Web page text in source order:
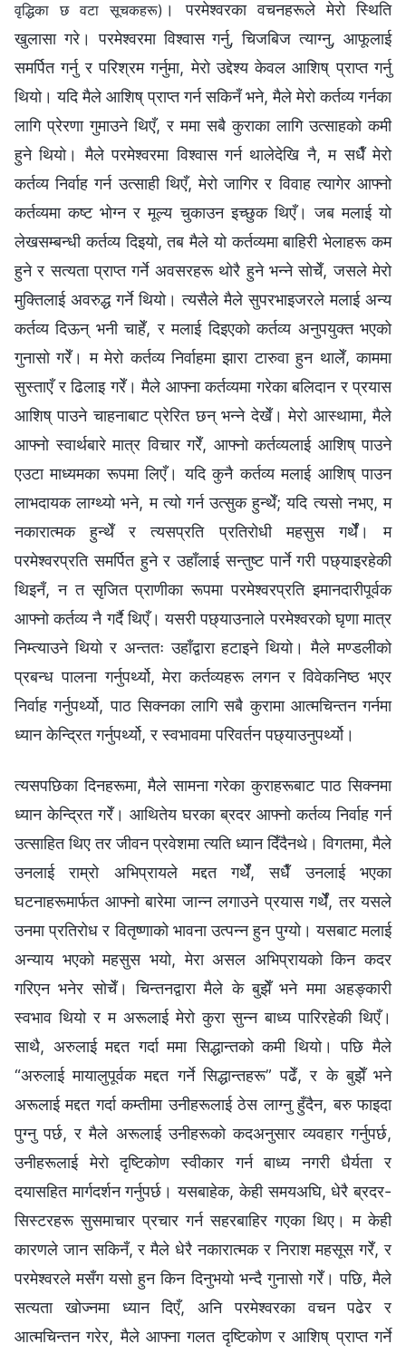
वृद्धिका छ वटा सूचकहरू) । परमेश्‍वरका वचनहरूले मेरो स्थिति
खुलासा गरे। परमेश्‍वरमा विश्‍वास गर्नु, चिजबिज त्याग्नु, आफूलाई
समर्पित गर्नु र परिश्रम गर्नुमा, मेरो उद्देश्य केवल आशिष् प्राप्त गर्नु
थियो। यदि मैले आशिष् प्राप्त गर्न सकिनँ भने, मैले मेरो कर्तव्य गर्नका
लागि प्रेरणा गुमाउने थिएँ, र ममा सबै कुराका लागि उत्साहको कमी
हुने थियो। मैले परमेश्‍वरमा विश्‍वास गर्न थालेदेखि नै, म सधैँ मेरो
कर्तव्य निर्वाह गर्न उत्साही थिएँ, मेरो जागिर र विवाह त्यागेर आफ्नो
कर्तव्यमा कष्ट भोग्न र मूल्य चुकाउन इच्छुक थिएँ। जब मलाई यो
लेखसम्बन्धी कर्तव्य दिइयो, तब मैले यो कर्तव्यमा बाहिरी भेलाहरू कम
हुने र सत्यता प्राप्त गर्ने अवसरहरू थोरै हुने भन्‍ने सोचेँ, जसले मेरो
मुक्तिलाई अवरुद्ध गर्ने थियो। त्यसैले मैले सुपरभाइजरले मलाई अन्य
कर्तव्य दिऊन् भनी चाहेँ, र मलाई दिइएको कर्तव्य अनुपयुक्त भएको
गुनासो गरेँ। म मेरो कर्तव्य निर्वाहमा झारा टारुवा हुन थालेँ, काममा
सुस्ताएँ र ढिलाइ गरेँ। मैले आफ्ना कर्तव्यमा गरेका बलिदान र प्रयास
आशिष् पाउने चाहनाबाट प्रेरित छन् भन्‍ने देखेँ। मेरो आस्थामा, मैले
आफ्नो स्वार्थबारे मात्र विचार गरेँ, आफ्नो कर्तव्यलाई आशिष् पाउने
एउटा माध्यमका रूपमा लिएँ। यदि कुनै कर्तव्य मलाई आशिष् पाउन
लाभदायक लाग्थ्यो भने, म त्यो गर्न उत्सुक हुन्थेँ; यदि त्यसो नभए, म
नकारात्मक हुन्थेँ र त्यसप्रति प्रतिरोधी महसुस गर्थेँ। म
परमेश्‍वरप्रति समर्पित हुने र उहाँलाई सन्तुष्ट पार्ने गरी पछ्याइरहेकी
थिइनँ, न त सृजित प्राणीका रूपमा परमेश्‍वरप्रति इमानदारीपूर्वक
आफ्नो कर्तव्य नै गर्दै थिएँ। यसरी पछ्याउनाले परमेश्‍वरको घृणा मात्र
निम्त्याउने थियो र अन्ततः उहाँद्वारा हटाइने थियो। मैले मण्डलीको
प्रबन्ध पालना गर्नुपर्थ्यो, मेरा कर्तव्यहरू लगन र विवेकनिष्ठ भएर
निर्वाह गर्नुपर्थ्यो, पाठ सिक्नका लागि सबै कुरामा आत्मचिन्तन गर्नमा
ध्यान केन्द्रित गर्नुपर्थ्यो, र स्वभावमा परिवर्तन पछ्याउनुपर्थ्यो।
त्यसपछिका दिनहरूमा, मैले सामना गरेका कुराहरूबाट पाठ सिक्नमा
ध्यान केन्द्रित गरेँ। आथितेय घरका ब्रदर आफ्नो कर्तव्य निर्वाह गर्न
उत्साहित थिए तर जीवन प्रवेशमा त्यति ध्यान दिँदैनथे। विगतमा, मैले
उनलाई राम्रो अभिप्रायले मद्दत गर्थेँ, सधैँ उनलाई भएका
घटनाहरूमार्फत आफ्नो बारेमा जान्न लगाउने प्रयास गर्थेँ, तर यसले
उनमा प्रतिरोध र वितृष्णाको भावना उत्पन्न हुन पुग्यो। यसबाट मलाई
अन्याय भएको महसुस भयो, मेरा असल अभिप्रायको किन कदर
गरिएन भनेर सोचेँ। चिन्तनद्वारा मैले के बुझेँ भने ममा अहङ्कारी
स्वभाव थियो र म अरूलाई मेरो कुरा सुन्न बाध्य पारिरहेकी थिएँ।
साथै, अरुलाई मद्दत गर्दा ममा सिद्धान्तको कमी थियो। पछि मैले
“अरुलाई मायालुपूर्वक मद्दत गर्ने सिद्धान्तहरू” पढेँ, र के बुझेँ भने
अरूलाई मद्दत गर्दा कम्तीमा उनीहरूलाई ठेस लाग्नु हुँदैन, बरु फाइदा
पुग्नु पर्छ, र मैले अरूलाई उनीहरूको कदअनुसार व्यवहार गर्नुपर्छ,
उनीहरूलाई मेरो दृष्टिकोण स्वीकार गर्न बाध्य नगरी धैर्यता र
दयासहित मार्गदर्शन गर्नुपर्छ। यसबाहेक, केही समयअघि, धेरै ब्रदर-
सिस्टरहरू सुसमाचार प्रचार गर्न सहरबाहिर गएका थिए। म केही
कारणले जान सकिनँ, र मैले धेरै नकारात्मक र निराश महसूस गरेँ, र
परमेश्‍वरले मसँग यसो हुन किन दिनुभयो भन्दै गुनासो गरेँ। पछि, मैले
सत्यता खोज्नमा ध्यान दिएँ, अनि परमेश्‍वरका वचन पढेर र
आत्मचिन्तन गरेर, मैले आफ्ना गलत दृष्टिकोण र आशिष् प्राप्त गर्ने